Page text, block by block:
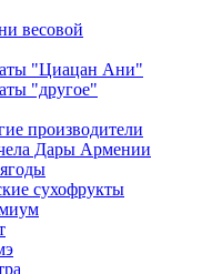
весовой
"Циацан Ани"
"другое"
производители
Дары Армении
сухофрукты